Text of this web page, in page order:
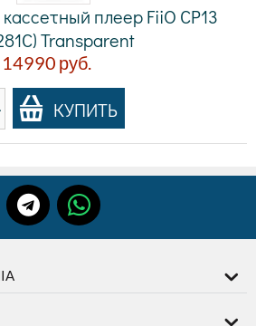
плеер FiiO CP13
Transparent
14990 руб.
КУПИТЬ